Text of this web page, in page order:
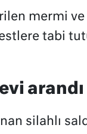
mermi
tabi
arandı
silahlı